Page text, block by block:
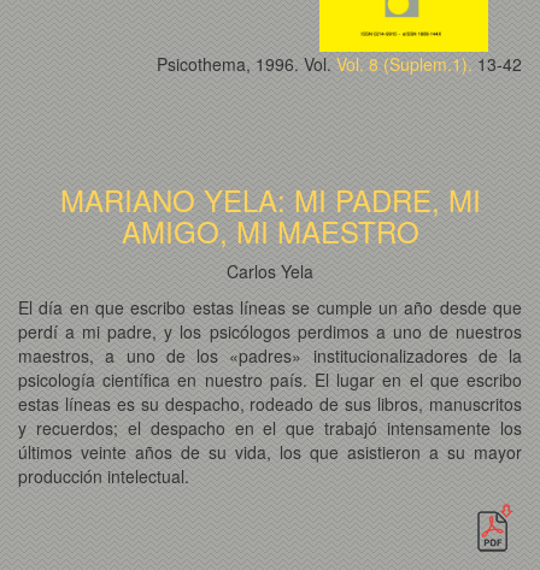
Psicothema, 1996. Vol. Vol. 8 (Suplem.1). 13-42
MARIANO YELA: MI PADRE, MI
AMIGO, MI MAESTRO
Carlos Yela
El día en que escribo estas líneas se cumple un año desde que
perdí a mi padre, y los psicólogos perdimos a uno de nuestros
maestros, a uno de los «padres» institucionalizadores de la
psicología científica en nuestro país. El lugar en el que escribo
estas líneas es su despacho, rodeado de sus libros, manuscritos
y recuerdos; el despacho en el que trabajó intensamente los
últimos veinte años de su vida, los que asistieron a su mayor
producción intelectual.